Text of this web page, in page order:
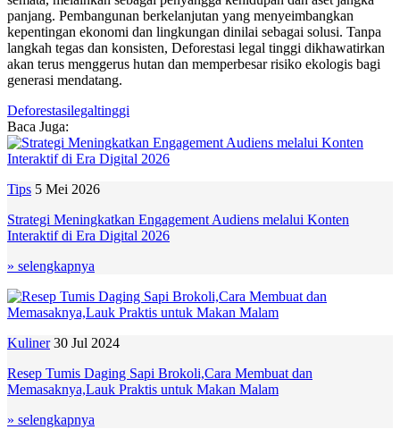
panjang. Pembangunan berkelanjutan yang menyeimbangkan
kepentingan ekonomi dan lingkungan dinilai sebagai solusi. Tanpa
langkah tegas dan konsisten, Deforestasi legal tinggi dikhawatirkan
akan terus menggerus hutan dan memperbesar risiko ekologis bagi
generasi mendatang.
Deforestasilegaltinggi
Baca Juga:
Tips 5 Mei 2026
Strategi Meningkatkan Engagement Audiens melalui Konten
Interaktif di Era Digital 2026
» selengkapnya
Kuliner 30 Jul 2024
Resep Tumis Daging Sapi Brokoli,Cara Membuat dan
Memasaknya,Lauk Praktis untuk Makan Malam
» selengkapnya